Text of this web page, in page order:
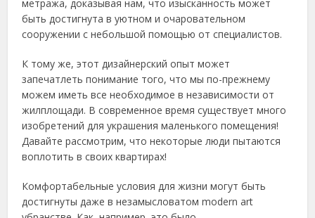
метража, доказывая нам, что изысканность может
быть достигнута в уютном и очаровательном
сооружении с небольшой помощью от специалистов.
К тому же, этот дизайнерский опыт может
запечатлеть понимание того, что мы по-прежнему
можем иметь все необходимое в независимости от
жилплощади. В современное время существует много
изобретений для украшения маленького помещения!
Давайте рассмотрим, что некоторые люди пытаются
воплотить в своих квартирах!
Комфортабельные условия для жизни могут быть
достигнуты даже в незамысловатом modern art